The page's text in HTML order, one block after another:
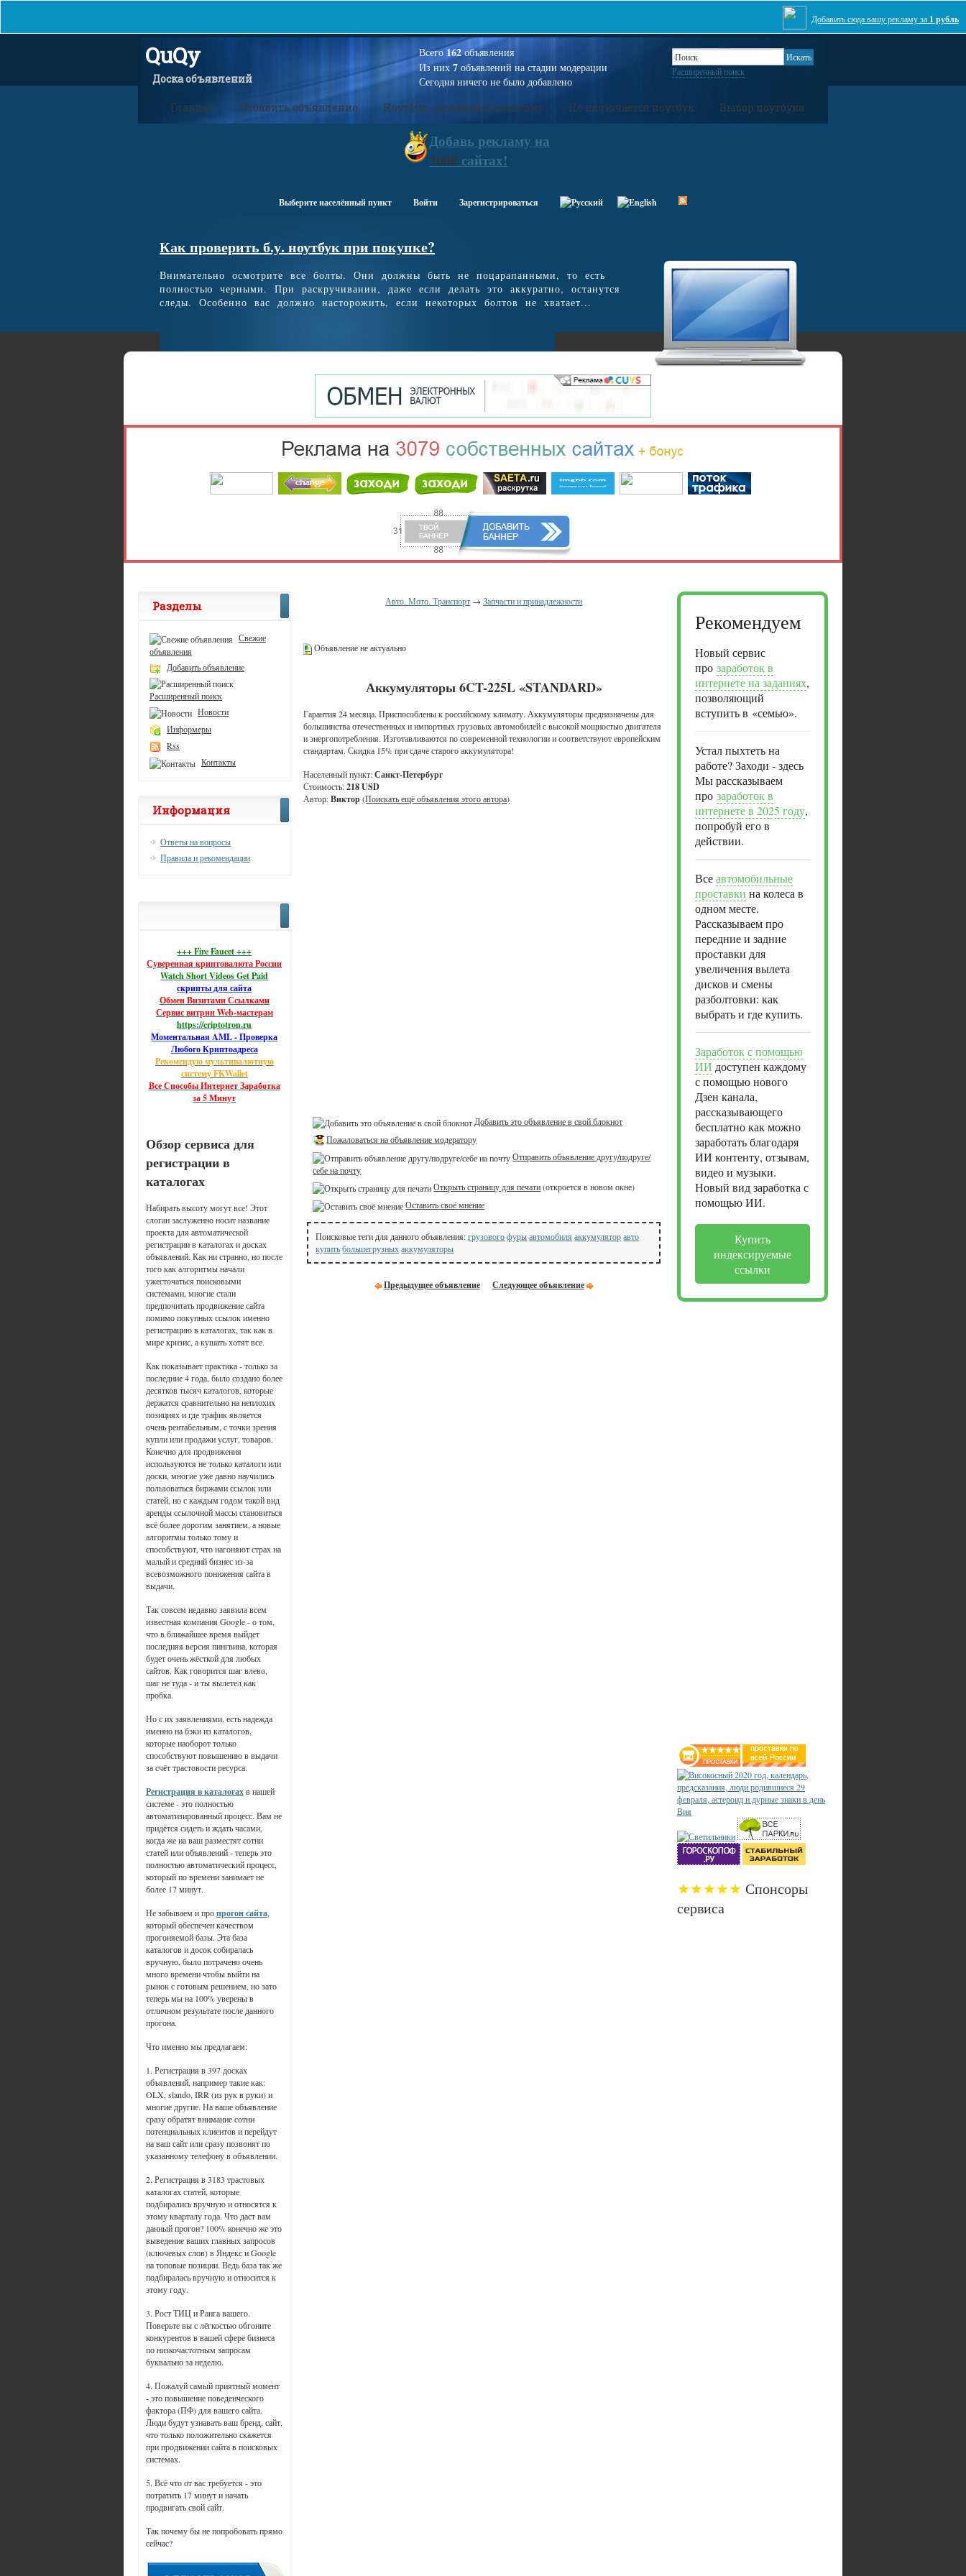
Добавить сюда вашу рекламу за 1 рубль
QuQy
Доска объявлений
Расширенный поиск
Всего162объявления
Из них 7 объявлений на стадии модерации
Сегодня ничего не было добавлено
Главная
Добавить объявление Ноутбук - идеальное решение Не включается ноутбук Выбор ноутбука
Добавь рекламу на
3000 сайтах!
Выберите населённый пункт Войти Зарегистрироваться
Как проверить б.у. ноутбук при покупке?
Внимательно осмотрите все болты. Они должны быть не поцарапанными, то есть
полностью черными. При раскручивании, даже если делать это аккуратно, останутся
следы. Особенно вас должно насторожить, если некоторых болтов не хватает...
Авто. Мото. Транспорт →Запчасти и принадлежности
Объявление не актуально
Аккумуляторы 6CT-225L «STANDARD»
Гарантия 24 месяца. Приспособлены к российскому климату. Аккумуляторы предназначены для
большинства отечественных и импортных грузовых автомобилей с высокой мощностью двигателя
и энергопотребления. Изготавливаются по современной технологии и соответствуют европейским
стандартам. Скидка 15% при сдаче старого аккумулятора!
Населенный пункт:Санкт-Петербург
Стоимость:218 USD
Автор:Виктор (Поискать ещё объявления этого автора)
Добавить это объявление в свой блокнот
Пожаловаться на объявление модератору
Отправить объявление другу/подруге/
себе на почту
Открыть страницу для печати (откроется в новом окне)
Оставить своё мнение
Поисковые теги для данного объявления:грузового фуры автомобиля аккумулятор авто
купить большегрузных аккумуляторы
Предыдущее объявление Следующее объявление
Разделы
Свежие
объявления
Добавить объявление
Расширенный поиск
Новости
Информеры
Rss
Контакты
Информация
Ответы на вопросы
Правила и рекомендации
+++ Fire Faucet +++
Суверенная криптовалюта России
Watch Short Videos Get Paid
скрипты для сайта
Обмен Визитами Ссылками
Сервис витрин Web-мастерам
https://criptotron.ru
Моментальная AML - Проверка
Любого Криптоадреса
Рекомендую мультивалютную
систему FKWallet
Все Способы Интернет Заработка
за 5 Минут
Обзор сервиса для
регистрации в
каталогах
Набирать высоту могут все! Этот
слоган заслуженно носит название
проекта для автоматической
регистрации в каталогах и досках
объявлений. Как ни странно, но после
того как алгоритмы начали
ужесточаться поисковыми
системами, многие стали
предпочитать продвижение сайта
помимо покупных ссылок именно
регистрацию в каталогах, так как в
мире кризис, а кушать хотят все.
Как показывает практика - только за
последние 4 года, было создано более
десятков тысяч каталогов, которые
держатся сравнительно на неплохих
позициях и где трафик является
очень рентабельным, с точки зрения
купли или продажи услуг, товаров.
Конечно для продвижения
используются не только каталоги или
доски, многие уже давно научились
пользоваться биржами ссылок или
статей, но с каждым годом такой вид
аренды ссылочной массы становиться
всё более дорогим занятием, а новые
алгоритмы только тому и
способствуют, что нагоняют страх на
малый и средний бизнес из-за
всевозможного понижения сайта в
выдачи.
Так совсем недавно заявила всем
известная компания Google - о том,
что в ближайшее время выйдет
последняя версия пингвина, которая
будет очень жёсткой для любых
сайтов. Как говорится шаг влево,
шаг не туда - и ты вылетел как
пробка.
Но с их заявлениями, есть надежда
именно на бэки из каталогов,
которые наоборот только
способствуют повышению в выдачи
за счёт трастовости ресурса.
Регистрация в каталогахв нашей
системе - это полностью
автоматизированный процесс. Вам не
придётся сидеть и ждать часами,
когда же на ваш разместят сотни
статей или объявлений - теперь это
полностью автоматический процесс,
который по времени занимает не
более 17 минут.
Не забываем и пропрогон сайта,
который обеспечен качеством
прогоняемой базы. Эта база
каталогов и досок собиралась
вручную, было потрачено очень
много времени чтобы выйти на
рынок с готовым решением, но зато
теперь мы на 100% уверены в
отличном результате после данного
прогона.
Что именно мы предлагаем:
1. Регистрация в 397 досках
объявлений, например такие как:
OLX, slando, IRR (из рук в руки) и
многие другие. На ваше объявление
сразу обратят внимание сотни
потенциальных клиентов и перейдут
на ваш сайт или сразу позвонят по
указанному телефону в объявлении.
2. Регистрация в 3183 трастовых
каталогах статей, которые
подбирались вручную и относятся к
этому кварталу года. Что даст вам
данный прогон? 100% конечно же это
выведение ваших главных запросов
(ключевых слов) в Яндекс и Google
на топовые позиции. Ведь база так же
подбиралась вручную и относится к
этому году.
3. Рост ТИЦ и Ранга вашего.
Поверьте вы с лёгкостью обгоните
конкурентов в вашей сфере бизнеса
по низкочастотным запросам
буквально за неделю.
4. Пожалуй самый приятный момент
- это повышение поведенческого
фактора (ПФ) для вашего сайта.
Люди будут узнавать ваш бренд, сайт,
что только положительно скажется
при продвижении сайта в поисковых
системах.
5. Всё что от вас требуется - это
потратить 17 минут и начать
продвигать свой сайт.
Так почему бы не попробовать прямо
сейчас?
Рекомендуем
Новый сервис
про заработок в
интернете на заданиях,
позволяющий
вступить в «семью».
Устал пыхтеть на
работе? Заходи - здесь
Мы рассказываем
про заработок в
интернете в 2025 году,
попробуй его в
действии.
Всеавтомобильные
проставки на колеса в
одном месте.
Рассказываем про
передние и задние
проставки для
увеличения вылета
дисков и смены
разболтовки: как
выбрать и где купить.
Заработок с помощью
ИИ доступен каждому
с помощью нового
Дзен канала,
рассказывающего
бесплатно как можно
заработать благодаря
ИИ контенту, отзывам,
видео и музыки.
Новый вид заработка с
помощью ИИ.
Купить
индексируемые
ссылки
★★★★★ Спонсоры
сервиса